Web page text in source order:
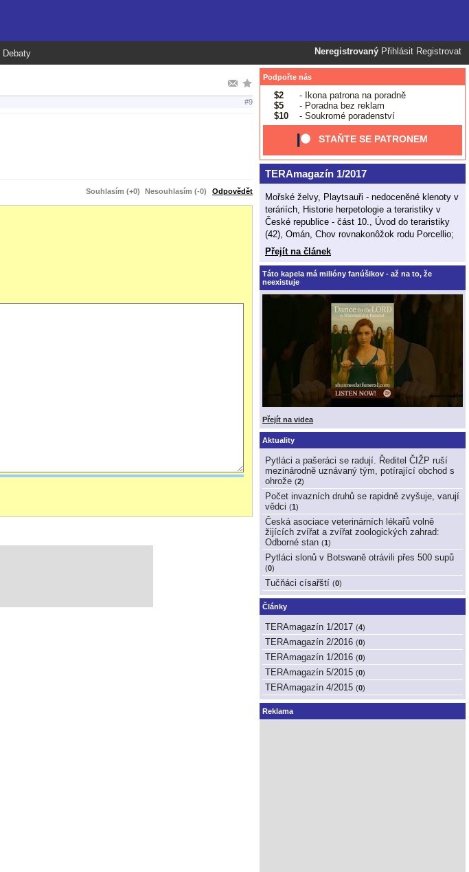
Neregistrovaný Přihlásit Registrovat
Debaty
#9
Souhlasím (+0) Nesouhlasím (-0) Odpovědět
Podpořte nás
$2
- Ikona patrona na poradně
$5
- Poradna bez reklam
$10
- Soukromé poradenství
STAŇTE SE PATRONEM
TERAmagazín 1/2017
Mořské želvy, Playtsauři - nedoceněné klenoty v
teráriích, Historie herpetologie a teraristiky v
České republice - část 10., Úvod do teraristiky
(42), Omán, Chov rovnakonôžok rodu Porcellio;
Přejít na článek
Táto kapela má milióny fanúšikov - až na to, že
neexistuje
Přejít na videa
Aktuality
Pytláci a pašeráci se radují. Ředitel ČIŽP ruší
mezinárodně uznávaný tým, potírající obchod s
ohrože (2)
Počet invazních druhů se rapidně zvyšuje, varují
vědci (1)
Česká asociace veterinárních lékařů volně
žijících zvířat a zvířat zoologických zahrad:
Odborné stan (1)
Pytláci slonů v Botswaně otrávili přes 500 supů
(0)
Tučňáci císařští (0)
Články
TERAmagazín 1/2017 (4)
TERAmagazín 2/2016 (0)
TERAmagazín 1/2016 (0)
TERAmagazín 5/2015 (0)
TERAmagazín 4/2015 (0)
Reklama